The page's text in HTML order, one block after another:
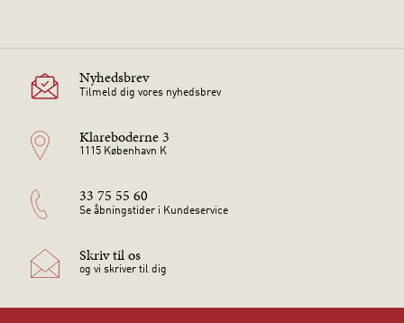
Nyhedsbrev
Tilmeld dig vores nyhedsbrev
Klareboderne 3
1115 København K
33 75 55 60
Se åbningstider i Kundeservice
Skriv til os
og vi skriver til dig